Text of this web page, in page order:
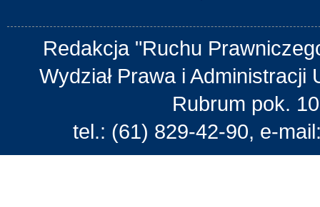
Redakcja "Ruchu
Wydział Prawa i Administracji
Rubrum pok.
tel.: (61) 829-42-90, e-